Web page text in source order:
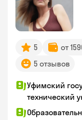
5 от
5 отзывов
Уфимский
технический